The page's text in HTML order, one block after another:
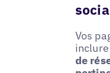
Vos
de